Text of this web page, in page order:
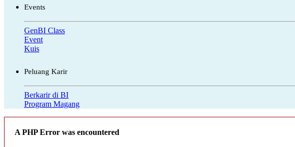
Events
GenBI Class
Event
Kuis
Peluang Karir
Berkarir di BI
Program Magang
A PHP Error was encountered